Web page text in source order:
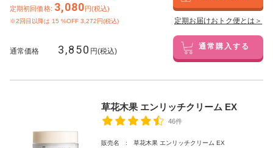
定期初回価格: 3,080円(税込)
※2回目以降は 15 %OFF 3,272円(税込) 定期お届けおトク便とは＞
通常価格 3,850 円(税込) 通常購入する
草花木果 エンリッチクリーム EX
46件
販売名 : 草花木果 エンリッチクリーム EX